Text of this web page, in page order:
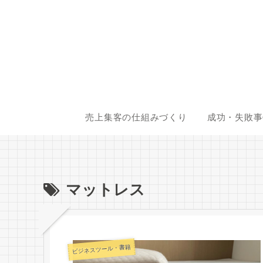
売上集客の仕組みづくり 成功・失敗
マットレス
ビジネスツール・書籍